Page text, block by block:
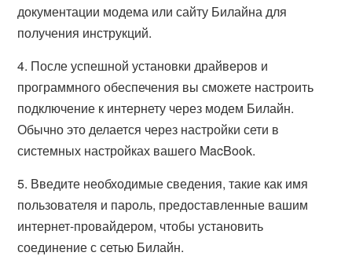
документации модема или сайту Билайна для
получения инструкций.
4. После успешной установки драйверов и
программного обеспечения вы сможете настроить
подключение к интернету через модем Билайн.
Обычно это делается через настройки сети в
системных настройках вашего MacBook.
5. Введите необходимые сведения, такие как имя
пользователя и пароль, предоставленные вашим
интернет-провайдером, чтобы установить
соединение с сетью Билайн.